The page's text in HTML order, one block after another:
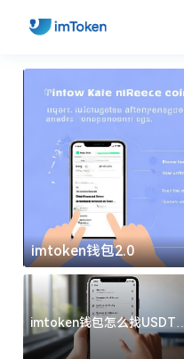
imtoken钱包2.0
imtoken钱包怎么找USDT地
址？三步搞定不踩坑